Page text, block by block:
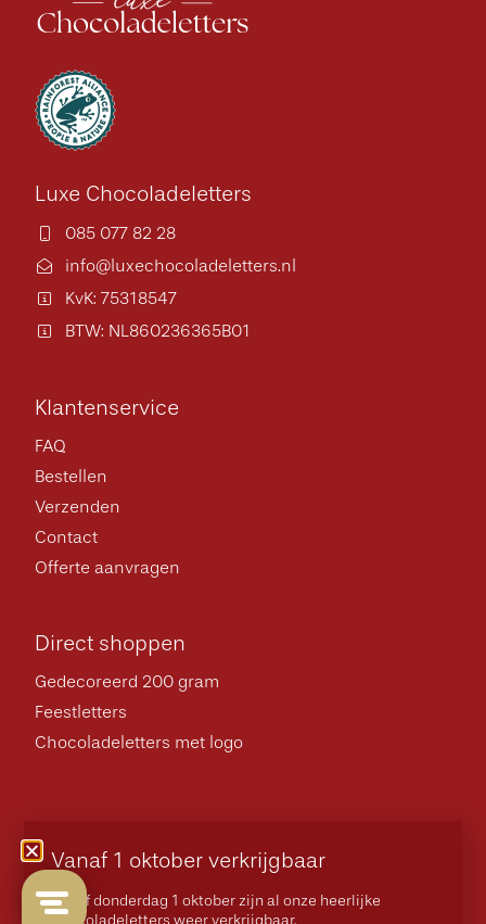
Luxe Chocoladeletters
085 077 82 28
info@luxechocoladeletters.nl
KvK: 75318547
BTW: NL860236365B01
Klantenservice
FAQ
Bestellen
Verzenden
Contact
Offerte aanvragen
Direct shoppen
Gedecoreerd 200 gram
Feestletters
Chocoladeletters met logo
Algemene voorwaarden
Vanaf 1 oktober verkrijgbaar
Vanaf donderdag 1 oktober zijn al onze heerlijke
chocoladeletters weer verkrijgbaar.